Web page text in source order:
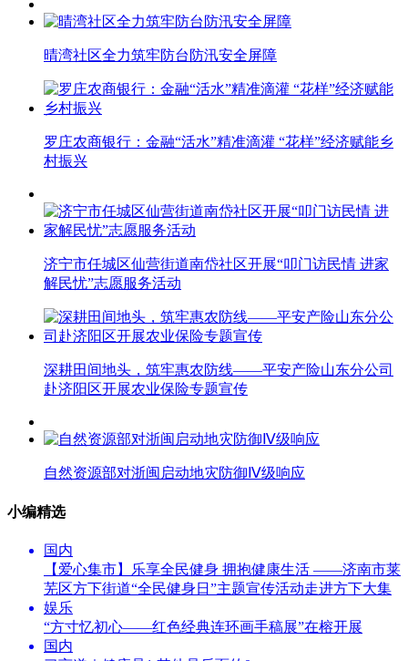
晴湾社区全力筑牢防台防汛安全屏障
罗庄农商银行：金融“活水”精准滴灌 “花样”经济赋能乡
村振兴
济宁市任城区仙营街道南岱社区开展“叩门访民情 进家
解民忧”志愿服务活动
深耕田间地头，筑牢惠农防线——平安产险山东分公司
赴济阳区开展农业保险专题宣传
自然资源部对浙闽启动地灾防御Ⅳ级响应
小编精选
国内
【爱心集市】乐享全民健身 拥抱健康生活 ——济南市莱
芜区方下街道“全民健身日”主题宣传活动走进方下大集
娱乐
“方寸忆初心——红色经典连环画手稿展”在榕开展
国内